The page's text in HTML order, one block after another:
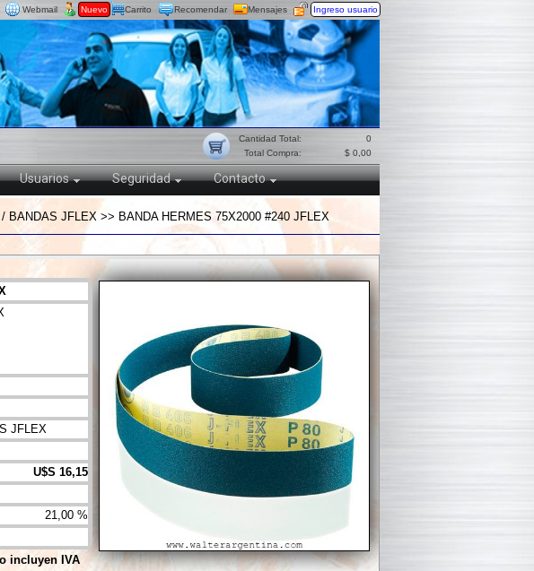
Mensajes
Recomendar
Nuevo Ingreso usuario
Carrito
Webmail
0
$ 0,00
Cantidad Total:
Total Compra:
Usuarios Seguridad Contacto
JFLEX >> BANDA HERMES 75X2000 #240 JFLEX
JFLEX
U$S 16,15
21,00 %
incluyen IVA